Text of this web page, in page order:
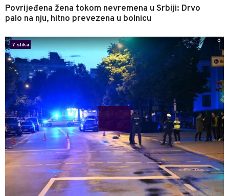
Povrijeđena žena tokom nevremena u Srbiji: Drvo
palo na nju, hitno prevezena u bolnicu
7 slika
0